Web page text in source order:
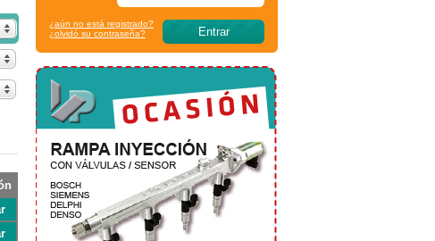
¿aún no está registrado?
¿olvidó su contraseña?